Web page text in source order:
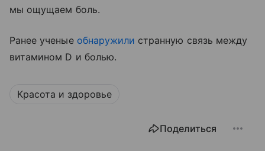
мы ощущаем боль.
Ранее ученые обнаружили странную связь между
витамином D и болью.
Красота и здоровье
Поделиться